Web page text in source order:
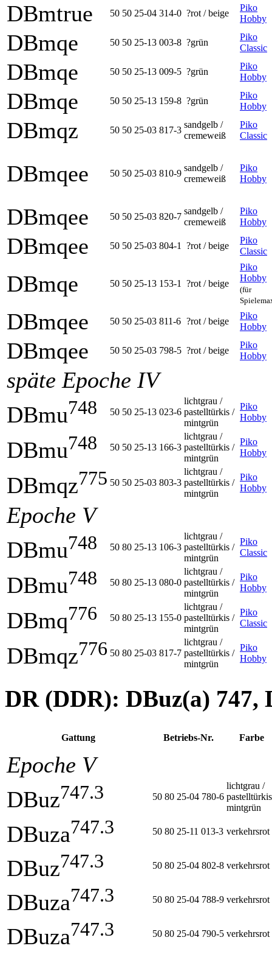
DBmtrue 50 50 25-04 314-0 ?rot / beige
Piko
Hobby
DBmqe 50 50 25-13 003-8 ?grün
Piko
Classic
DBmqe 50 50 25-13 009-5 ?grün
Piko
Hobby
DBmqe 50 50 25-13 159-8 ?grün
Piko
Hobby
DBmqz 50 50 25-03 817-3
sandgelb /
cremeweiß
Piko
Classic
DBmqee 50 50 25-03 810-9
sandgelb /
cremeweiß
Piko
Hobby
DBmqee 50 50 25-03 820-7
sandgelb /
cremeweiß
Piko
Hobby
DBmqee 50 50 25-03 804-1 ?rot / beige
Piko
Classic
DBmqe 50 50 25-13 153-1 ?rot / beige
Piko
Hobby
(für
DBmqee 50 50 25-03 811-6 ?rot / beige
Piko
Hobby
DBmqee 50 50 25-03 798-5 ?rot / beige
Piko
Hobby
späte Epoche IV
DBmu748 50 50 25-13 023-6
lichtgrau /
pastelltürkis /
mintgrün
Piko
Hobby
DBmu748 50 50 25-13 166-3
lichtgrau /
pastelltürkis /
mintgrün
Piko
Hobby
DBmqz775 50 50 25-03 803-3
lichtgrau /
pastelltürkis /
mintgrün
Piko
Hobby
Epoche V
DBmu748 50 80 25-13 106-3
lichtgrau /
pastelltürkis /
mintgrün
Piko
Classic
DBmu748 50 80 25-13 080-0
lichtgrau /
pastelltürkis /
mintgrün
Piko
Hobby
DBmq776 50 80 25-13 155-0
lichtgrau /
pastelltürkis /
mintgrün
Piko
Classic
DBmqz776 50 80 25-03 817-7
lichtgrau /
pastelltürkis /
mintgrün
Piko
Hobby
DR (DDR): DBuz(a) 747,
Gattung Betriebs-Nr. Farbe
Epoche V
DBuz747.3 50 80 25-04 780-6
lichtgrau /
mintgrün
DBuza747.3 50 80 25-11 013-3 verkehrsrot
DBuz747.3 50 80 25-04 802-8 verkehrsrot
DBuza747.3 50 80 25-04 788-9 verkehrsrot
DBuza747.3 50 80 25-04 790-5 verkehrsrot